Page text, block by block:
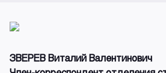
ЗВЕРЕВ Виталий Валентинович